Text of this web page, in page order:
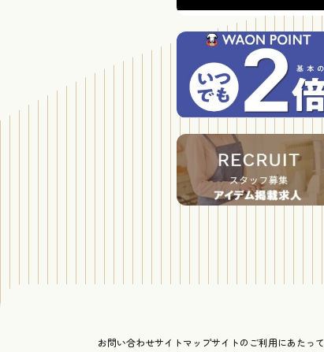
お問い合わせサイトマップサイトのご利用にあたって